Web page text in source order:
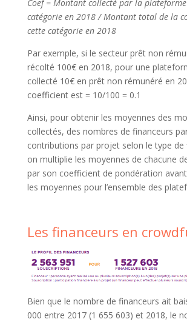
Coef = Montant collecté par la
catégorie en 2018 / Montant total de la
cette catégorie en 2018
Par exemple, si le secteur prêt non
récolté 100€ en 2018, pour une
collecté 10€ en prêt non rémunéré en
coefficient est = 10/100 = 0.1
Ainsi, pour obtenir les moyennes des
collectés, des nombres de financeurs
contributions par projet selon le type de
on multiplie les moyennes de chacune
par son coefficient de pondération
les moyennes pour l’ensemble des
Les financeurs en
Bien que le nombre de financeurs ait
000 entre 2017 (1 655 603) et 2018, le